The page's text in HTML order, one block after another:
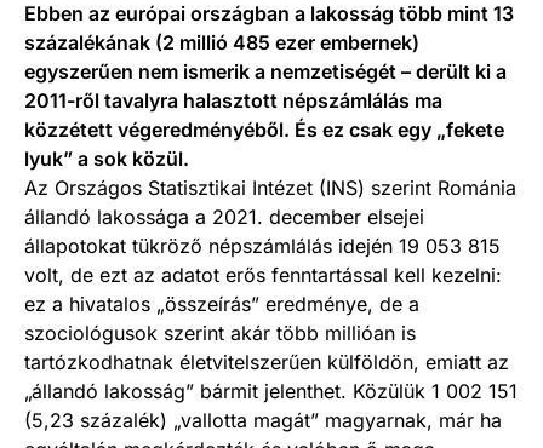
Ebben az európai országban a lakosság több mint 13
százalékának (2 millió 485 ezer embernek)
egyszerűen nem ismerik a nemzetiségét – derült ki a
2011-ről tavalyra halasztott népszámlálás ma
közzétett végeredményéből. És ez csak egy „fekete
lyuk” a sok közül.
Az Országos Statisztikai Intézet (INS) szerint Románia
állandó lakossága a 2021. december elsejei
állapotokat tükröző népszámlálás idején 19 053 815
volt, de ezt az adatot erős fenntartással kell kezelni:
ez a hivatalos „összeírás” eredménye, de a
szociológusok szerint akár több millióan is
tartózkodhatnak életvitelszerűen külföldön, emiatt az
„állandó lakosság” bármit jelenthet. Közülük 1 002 151
(5,23 százalék) „vallotta magát” magyarnak, már ha